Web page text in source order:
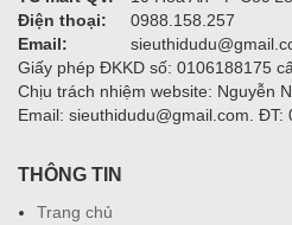
Điện thoại:
0988.158.257
Email:
Giấy phép ĐKKD số: 0106188175
Chịu trách nhiệm website: Nguyễn
Email: sieuthidudu@gmail.com. ĐT:
THÔNG TIN
Trang chủ